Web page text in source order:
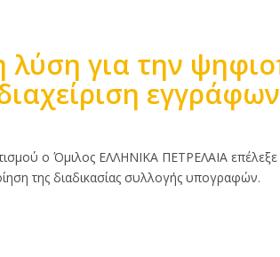
λύση για την
ο Όμιλος ΕΛΛΗΝΙΚΑ ΠΕΤΡΕΛΑΙΑ
της διαδικασίας συλλογής υπογραφών.